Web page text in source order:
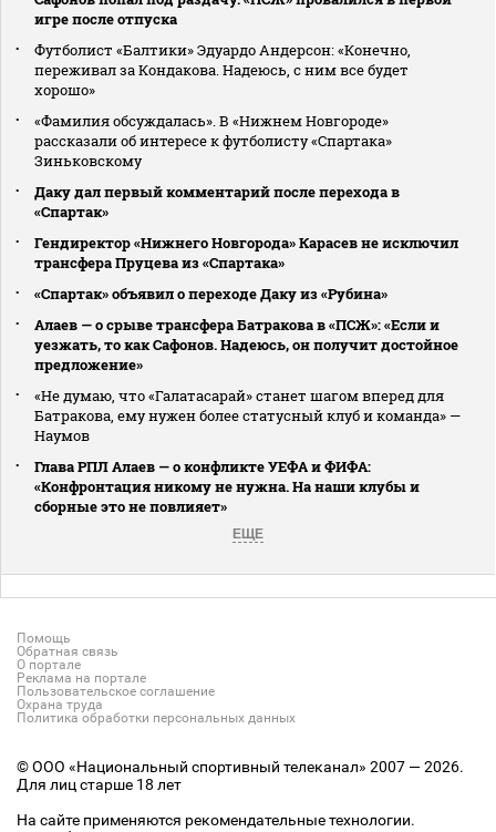
игре после отпуска
Футболист «Балтики» Эдуардо Андерсон: «Конечно,
переживал за Кондакова. Надеюсь, с ним все будет
хорошо»
«Фамилия обсуждалась». В «Нижнем Новгороде»
рассказали об интересе к футболисту «Спартака»
Зиньковскому
Даку дал первый комментарий после перехода в
«Спартак»
Гендиректор «Нижнего Новгорода» Карасев не исключил
трансфера Пруцева из «Спартака»
«Спартак» объявил о переходе Даку из «Рубина»
Алаев — о срыве трансфера Батракова в «ПСЖ»: «Если и
уезжать, то как Сафонов. Надеюсь, он получит достойное
предложение»
«Не думаю, что «Галатасарай» станет шагом вперед для
Батракова, ему нужен более статусный клуб и команда» —
Наумов
Глава РПЛ Алаев — о конфликте УЕФА и ФИФА:
«Конфронтация никому не нужна. На наши клубы и
сборные это не повлияет»
ЕЩЕ
Помощь
Обратная связь
О портале
Реклама на портале
Пользовательское соглашение
Охрана труда
Политика обработки персональных данных
© ООО «Национальный спортивный телеканал» 2007 — 2026.
Для лиц старше 18 лет
На сайте применяются рекомендательные технологии.